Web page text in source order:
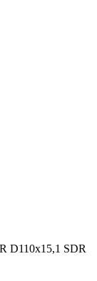
D110x15,1 SDR